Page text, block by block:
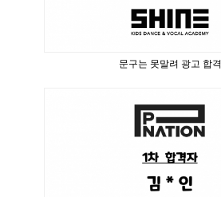
문구는 못말려 광고 합격